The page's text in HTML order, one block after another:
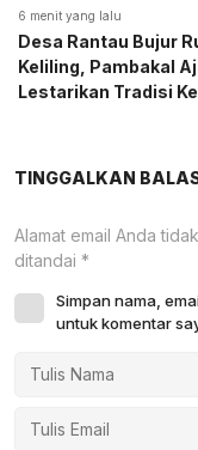
6 menit yang lalu
Desa Rantau Bujur
Keliling, Pambakal
Lestarikan Tradisi
TINGGALKAN
Alamat email Anda
ditandai *
Simpan nama,
untuk komentar